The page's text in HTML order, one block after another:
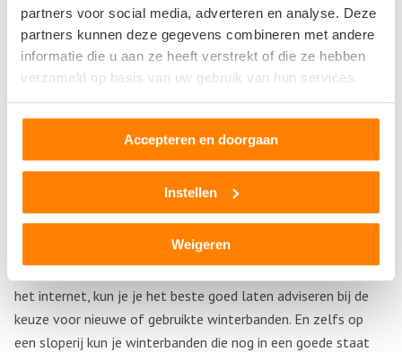
partners voor social media, adverteren en analyse. Deze
partners kunnen deze gegevens combineren met andere
informatie die u aan ze heeft verstrekt of die ze hebben
verzameld op basis van uw gebruik van hun services.
Accepteren en doorgaan
Instellen
Weigeren
De profielen van winterbanden zien er totaal anders uit dan
die van de zomerbanden. Winterbanden beschikken over
afvoerkanalen, welke aan de zijkanten van de band uitkomen
en het profiel bestaat voornamelijk uit blokjes en is veel
dieper dan bij zomerbanden. Deze eigenschappen zorgen er
voor dat het water makkelijk kan worden afgevoerd en bij
sneeuw is er sprake van meer grip.
Aanschaf van winterbanden
Afhankelijk van de afstand en de bestemming die iemand in de
winter wil aandoen, kan bepaald worden of men nieuwe of
het internet, kun je je het beste goed laten adviseren bij de
keuze voor nieuwe of gebruikte winterbanden. En zelfs op
een sloperij kun je winterbanden die nog in een goede staat